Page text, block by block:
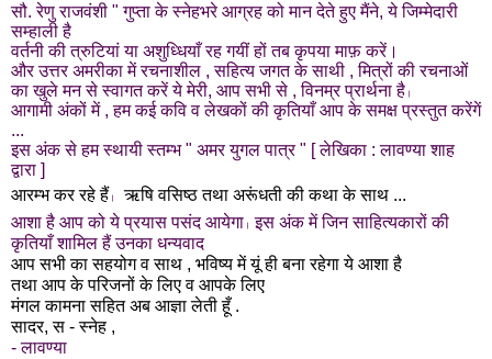
सौ. रेणु राजवंशी " गुप्ता के स्नेहभरे आग्रह को मान देते हुए मैंने, ये जिम्मेदारी
सम्हाली है
वर्तनी की त्रुटियां या अशुध्धियाँ रह गयीं हों तब कृपया माफ़ करें।
और उत्तर अमरीका में रचनाशील ,सहित्य जगत के साथी , मित्रों की रचनाओं
का खुले मन से स्वागत करें ये मेरी, आप सभी से , विनम्रप्रार्थना है ।
आगामी अंकों में , हम कई कवि व लेखकों की कृतियाँ आप के समक्ष प्रस्तुत करेंगें
...
इस अंक से हम स्थायी स्तम्भ " अमर युगल पात्र " [लेखिका : लावण्या शाह
द्वारा ]
आरम्भ कर रहे हैं ।
ऋषि वसिष्ठ तथा अरूंधती की कथा के साथ ...
आशा है आप को ये प्रयास पसंद आयेगा । इस अंक में जिन साहित्यकारों की
कृतियाँ शामिल हैं उनका धन्यवाद
आप सभी का सहयोग व साथ , भविष्य में यूं ही बना रहेगा ये आशा है
तथा आप के परिजनों के लिए व आपके लिए
मंगल कामना सहित अब आज्ञा लेती हूँ .
सादर, स - स्नेह ,
- लावण्या